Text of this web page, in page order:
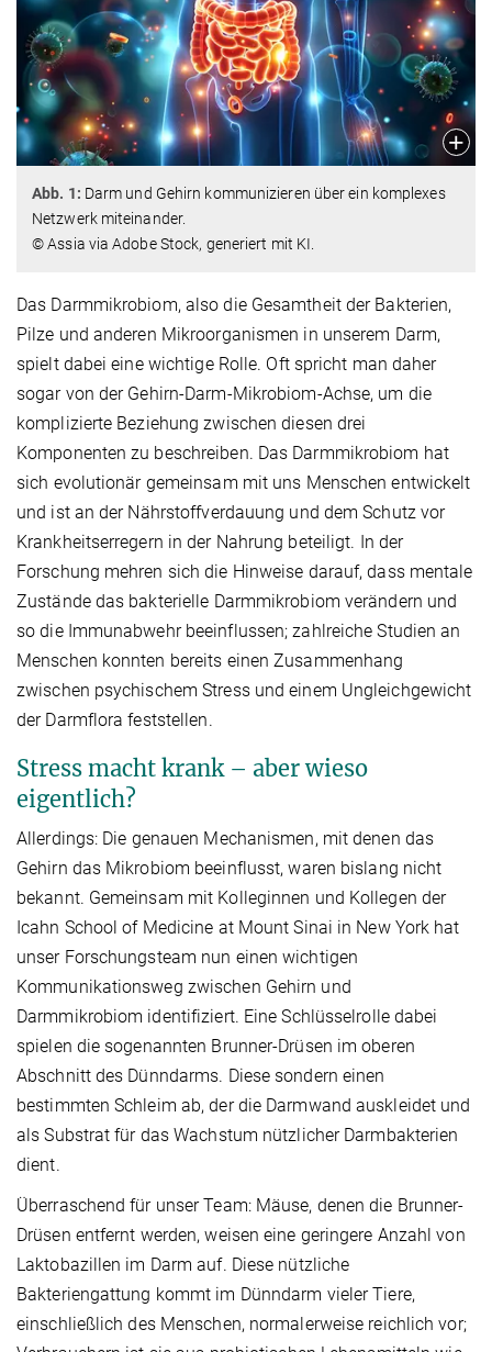
Abb. 1: Darm und Gehirn kommunizieren über ein komplexes
Netzwerk miteinander.
© Assia via Adobe Stock, generiert mit KI.
Das Darmmikrobiom, also die Gesamtheit der Bakterien,
Pilze und anderen Mikroorganismen in unserem Darm,
spielt dabei eine wichtige Rolle. Oft spricht man daher
sogar von der Gehirn-Darm-Mikrobiom-Achse, um die
komplizierte Beziehung zwischen diesen drei
Komponenten zu beschreiben. Das Darmmikrobiom hat
sich evolutionär gemeinsam mit uns Menschen entwickelt
und ist an der Nährstoffverdauung und dem Schutz vor
Krankheitserregern in der Nahrung beteiligt. In der
Forschung mehren sich die Hinweise darauf, dass mentale
Zustände das bakterielle Darmmikrobiom verändern und
so die Immunabwehr beeinflussen; zahlreiche Studien an
Menschen konnten bereits einen Zusammenhang
zwischen psychischem Stress und einem Ungleichgewicht
der Darmflora feststellen.
Stress macht krank – aber wieso
eigentlich?
Allerdings: Die genauen Mechanismen, mit denen das
Gehirn das Mikrobiom beeinflusst, waren bislang nicht
bekannt. Gemeinsam mit Kolleginnen und Kollegen der
Icahn School of Medicine at Mount Sinai in New York hat
unser Forschungsteam nun einen wichtigen
Kommunikationsweg zwischen Gehirn und
Darmmikrobiom identifiziert. Eine Schlüsselrolle dabei
spielen die sogenannten Brunner-Drüsen im oberen
Abschnitt des Dünndarms. Diese sondern einen
bestimmten Schleim ab, der die Darmwand auskleidet und
als Substrat für das Wachstum nützlicher Darmbakterien
dient.
Überraschend für unser Team: Mäuse, denen die Brunner-
Drüsen entfernt werden, weisen eine geringere Anzahl von
Laktobazillen im Darm auf. Diese nützliche
Bakteriengattung kommt im Dünndarm vieler Tiere,
einschließlich des Menschen, normalerweise reichlich vor;